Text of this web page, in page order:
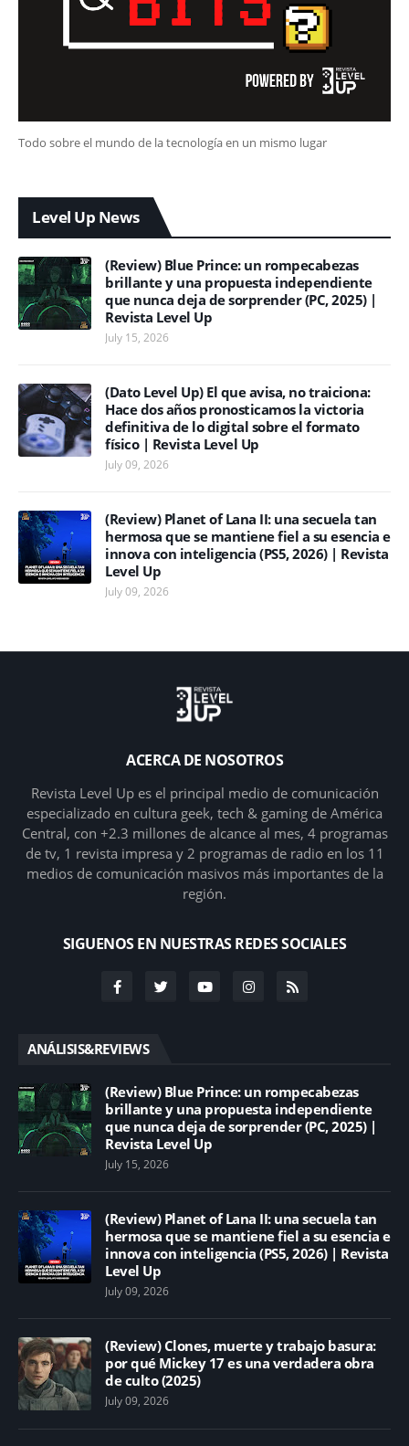
Todo sobre el mundo de la tecnología en un mismo lugar
Level Up News
(Review) Blue Prince: un rompecabezas
brillante y una propuesta independiente
que nunca deja de sorprender (PC, 2025) |
Revista Level Up
July 15, 2026
(Dato Level Up) El que avisa, no traiciona:
Hace dos años pronosticamos la victoria
definitiva de lo digital sobre el formato
físico | Revista Level Up
July 09, 2026
(Review) Planet of Lana II: una secuela tan
hermosa que se mantiene fiel a su esencia e
innova con inteligencia (PS5, 2026) | Revista
Level Up
July 09, 2026
ACERCA DE NOSOTROS
Revista Level Up es el principal medio de comunicación
especializado en cultura geek, tech & gaming de América
Central, con +2.3 millones de alcance al mes, 4 programas
de tv, 1 revista impresa y 2 programas de radio en los 11
medios de comunicación masivos más importantes de la
región.
SIGUENOS EN NUESTRAS REDES SOCIALES
ANÁLISIS&REVIEWS
(Review) Blue Prince: un rompecabezas
brillante y una propuesta independiente
que nunca deja de sorprender (PC, 2025) |
Revista Level Up
July 15, 2026
(Review) Planet of Lana II: una secuela tan
hermosa que se mantiene fiel a su esencia e
innova con inteligencia (PS5, 2026) | Revista
Level Up
July 09, 2026
(Review) Clones, muerte y trabajo basura:
por qué Mickey 17 es una verdadera obra
de culto (2025)
July 09, 2026